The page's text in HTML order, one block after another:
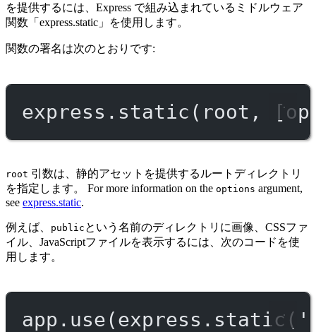
を提供するには、Express で組み込まれているミドルウェア
関数「express.static」を使用します。
関数の署名は次のとおりです:
express. static (root,
root 引数は、静的アセットを提供するルートディレクトリ
を指定します。 For more information on the options argument,
see express.static.
例えば、 public という名前のディレクトリに画像、CSSファ
イル、JavaScriptファイルを表示するには、次のコードを使
用します。
app. use(express. static (